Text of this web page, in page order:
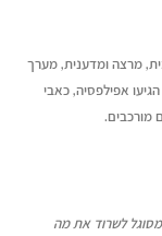
מרצה ומדענית, מערך
אפילפסיה, כאבי
מורכבים.
לשרוד את מה